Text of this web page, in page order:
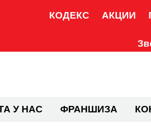
КОДЕКС АКЦИИ
У НАС ФРАНШИЗА